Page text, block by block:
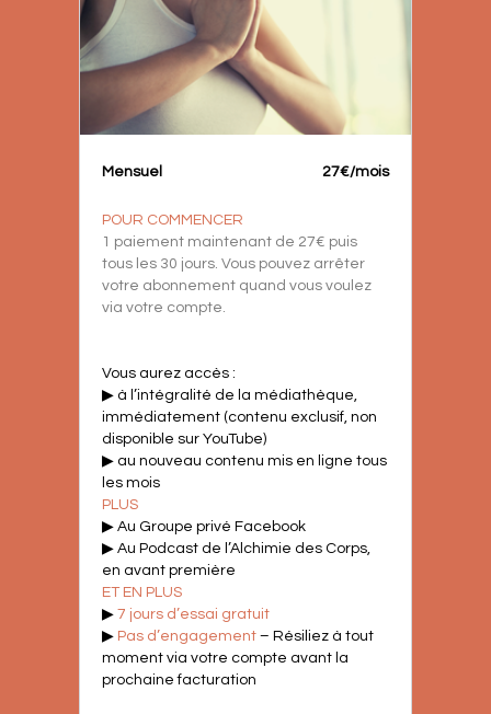
Mensuel 27€/mois
POUR COMMENCER
1 paiement maintenant de 27€ puis
tous les 30 jours. Vous pouvez arrêter
votre abonnement quand vous voulez
via votre compte.
Vous aurez accès :
▶ à l’intégralité de la médiathèque,
immédiatement (contenu exclusif, non
disponible sur YouTube)
▶ au nouveau contenu mis en ligne tous
les mois
PLUS
▶ Au Groupe privé Facebook
▶ Au Podcast de l’Alchimie des Corps,
en avant première
ET EN PLUS
▶ 7 jours d’essai gratuit
▶ Pas d’engagement – Résiliez à tout
moment via votre compte avant la
prochaine facturation